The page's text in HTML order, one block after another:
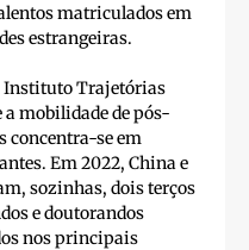
matriculados em
estrangeiras.
Instituto Trajetórias
a mobilidade de pós-
concentra-se em
Em 2022, China e
sozinhas, dois terços
e doutorandos
nos principais